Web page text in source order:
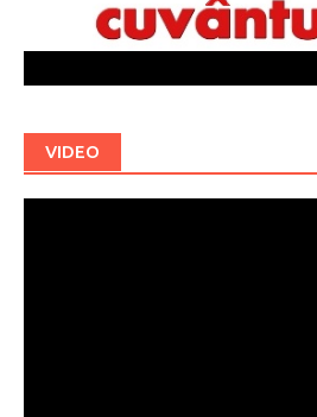
VIDEO